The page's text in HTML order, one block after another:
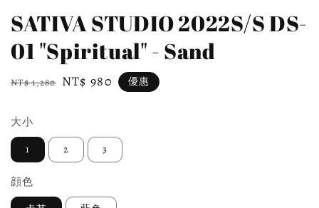
SATIVA STUDIO 2022S/S DS-
01 "Spiritual" - Sand
Regular
NT$ 1,280 Sale
NT$ 980 優惠
大小
1 2 3
顔色